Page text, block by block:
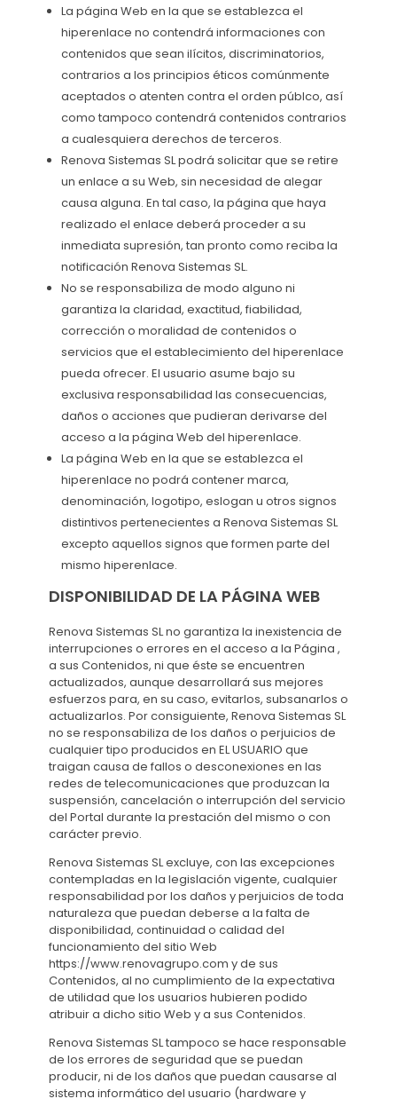
La página Web en la que se establezca el
hiperenlace no contendrá informaciones con
contenidos que sean ilícitos, discriminatorios,
contrarios a los principios éticos comúnmente
aceptados o atenten contra el orden públco, así
como tampoco contendrá contenidos contrarios
a cualesquiera derechos de terceros.
Renova Sistemas SL podrá solicitar que se retire
un enlace a su Web, sin necesidad de alegar
causa alguna. En tal caso, la página que haya
realizado el enlace deberá proceder a su
inmediata supresión, tan pronto como reciba la
notificación Renova Sistemas SL.
No se responsabiliza de modo alguno ni
garantiza la claridad, exactitud, fiabilidad,
corrección o moralidad de contenidos o
servicios que el establecimiento del hiperenlace
pueda ofrecer. El usuario asume bajo su
exclusiva responsabilidad las consecuencias,
daños o acciones que pudieran derivarse del
acceso a la página Web del hiperenlace.
La página Web en la que se establezca el
hiperenlace no podrá contener marca,
denominación, logotipo, eslogan u otros signos
distintivos pertenecientes a Renova Sistemas SL
excepto aquellos signos que formen parte del
mismo hiperenlace.
DISPONIBILIDAD DE LA PÁGINA WEB
Renova Sistemas SL no garantiza la inexistencia de
interrupciones o errores en el acceso a la Página ,
a sus Contenidos, ni que éste se encuentren
actualizados, aunque desarrollará sus mejores
esfuerzos para, en su caso, evitarlos, subsanarlos o
actualizarlos. Por consiguiente, Renova Sistemas SL
no se responsabiliza de los daños o perjuicios de
cualquier tipo producidos en EL USUARIO que
traigan causa de fallos o desconexiones en las
redes de telecomunicaciones que produzcan la
suspensión, cancelación o interrupción del servicio
del Portal durante la prestación del mismo o con
carácter previo.
Renova Sistemas SL excluye, con las excepciones
contempladas en la legislación vigente, cualquier
responsabilidad por los daños y perjuicios de toda
naturaleza que puedan deberse a la falta de
disponibilidad, continuidad o calidad del
funcionamiento del sitio Web
https://www.renovagrupo.com y de sus
Contenidos, al no cumplimiento de la expectativa
de utilidad que los usuarios hubieren podido
atribuir a dicho sitio Web y a sus Contenidos.
Renova Sistemas SL tampoco se hace responsable
de los errores de seguridad que se puedan
producir, ni de los daños que puedan causarse al
sistema informático del usuario (hardware y